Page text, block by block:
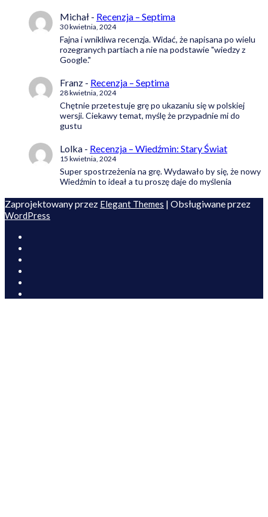
Michał - Recenzja – Septima
30 kwietnia, 2024
Fajna i wnikliwa recenzja. Widać, że napisana po wielu
rozegranych partiach a nie na podstawie "wiedzy z
Google."
Franz - Recenzja – Septima
28 kwietnia, 2024
Chętnie przetestuje grę po ukazaniu się w polskiej
wersji. Ciekawy temat, myślę że przypadnie mi do
gustu
Lolka - Recenzja – Wiedźmin: Stary Świat
15 kwietnia, 2024
Super spostrzeżenia na grę. Wydawało by się, że nowy
Wiedźmin to ideał a tu proszę daje do myślenia
Zaprojektowany przez Elegant Themes | Obsługiwane przez
WordPress